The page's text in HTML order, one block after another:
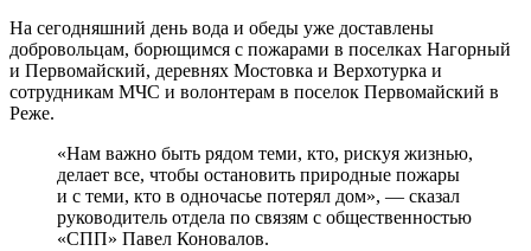
На сегодняшний день вода и обеды уже доставлены
добровольцам, борющимся с пожарами в поселках Нагорный
и Первомайский, деревнях Мостовка и Верхотурка и
сотрудникам МЧС и волонтерам в поселок Первомайский в
Реже.
«Нам важно быть рядом теми, кто, рискуя жизнью,
делает все, чтобы остановить природные пожары
и с теми, кто в одночасье потерял дом», — сказал
руководитель отдела по связям с общественностью
«СПП» Павел Коновалов.